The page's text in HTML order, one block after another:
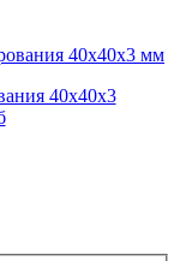
40x40x3 мм